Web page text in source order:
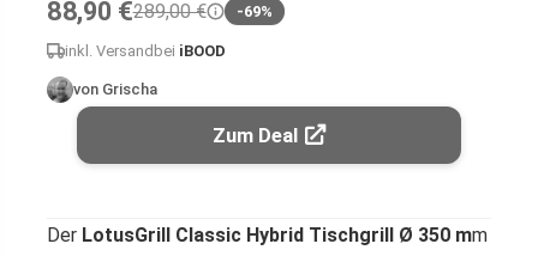
88,90 €289,00 € -69%
inkl. Versand bei iBOOD
von Grischa
Zum Deal
Der LotusGrill Classic Hybrid Tischgrill Ø 350 mm